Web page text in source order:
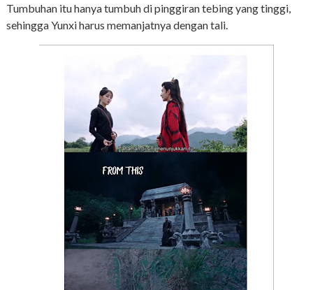
Tumbuhan itu hanya tumbuh di pinggiran tebing yang tinggi,
sehingga Yunxi harus memanjatnya dengan tali.